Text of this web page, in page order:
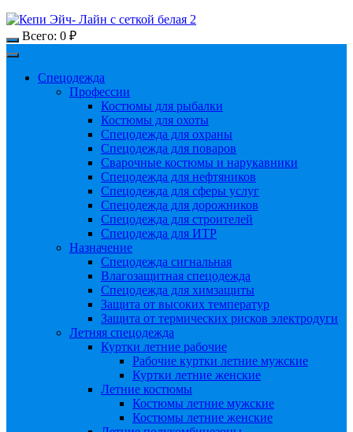
Всего: 0 ₽
Спецодежда
Профессии
Костюмы для рыбалки
Костюмы для охоты
Спецодежда для охраны
Спецодежда для поваров
Сварочные костюмы и нарукавники
Спецодежда для нефтяников
Спецодежда для сферы услуг
Спецодежда для дорожников
Спецодежда для строителей
Спецодежда для ИТР
Назначение
Спецодежда сигнальная
Влагозащитная спецодежда
Спецодежда для химзащиты
Защита от высоких температур
Защита от термических рисков электродуги
Летняя спецодежда
Куртки летние рабочие
Рабочие куртки летние мужские
Куртки летние женские
Летние костюмы
Костюмы летние мужские
Костюмы летние женские